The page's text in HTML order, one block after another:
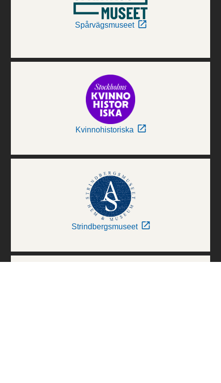
Spårvägsmuseet
Kvinnohistoriska
Strindbergsmuseet